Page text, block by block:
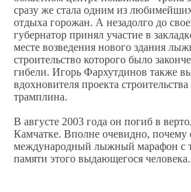
сразу же стала одним из
отдыха горожан. А незадолго до
губернатор принял участие в
месте возведения нового здания
строительство которого было
гибели. Игорь Фархутдинов также
вдохновителя проекта
трамплина.
В августе 2003 года он погиб в
Камчатке. Вполне очевидно, почему
международный лыжный марафон с
памяти этого выдающегося человека.